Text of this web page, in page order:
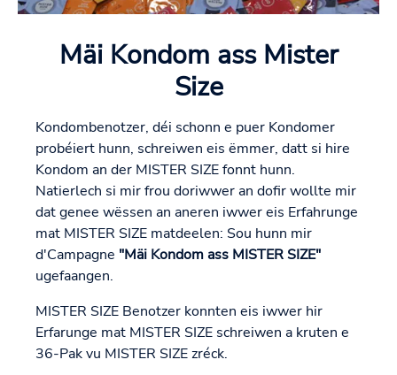
Mäi Kondom ass Mister
Size
Kondombenotzer, déi schonn e puer Kondomer
probéiert hunn, schreiwen eis ëmmer, datt si hire
Kondom an der MISTER SIZE fonnt hunn.
Natierlech si mir frou doriwwer an dofir wollte mir
dat genee wëssen an aneren iwwer eis Erfahrunge
mat MISTER SIZE matdeelen: Sou hunn mir
d'Campagne "Mäi Kondom ass MISTER SIZE"
ugefaangen.
MISTER SIZE Benotzer konnten eis iwwer hir
Erfarunge mat MISTER SIZE schreiwen a kruten e
36-Pak vu MISTER SIZE zréck.